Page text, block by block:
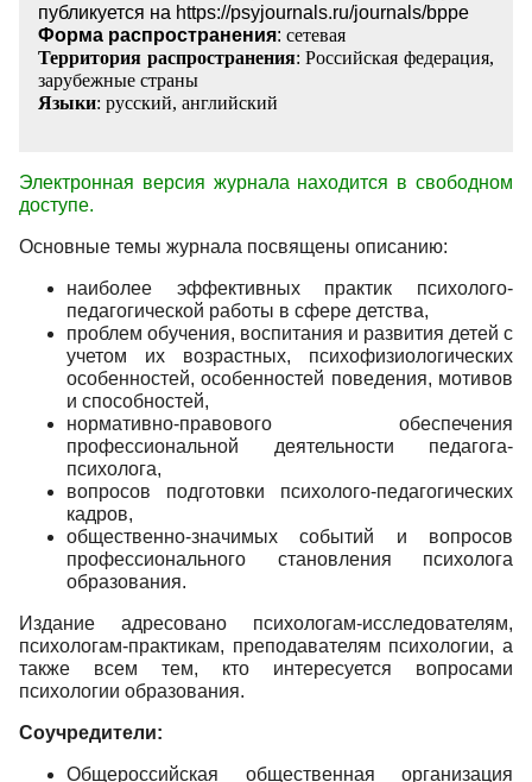
публикуется на https://psyjournals.ru/journals/bppe
Форма распространения: сетевая
Территория распространения: Российская федерация,
зарубежные страны
Языки: русский, английский
Электронная версия журнала находится в свободном
доступе.
Основные темы журнала посвящены описанию:
наиболее эффективных практик психолого-
педагогической работы в сфере детства,
проблем обучения, воспитания и развития детей с
учетом их возрастных, психофизиологических
особенностей, особенностей поведения, мотивов
и способностей,
нормативно-правового обеспечения
профессиональной деятельности педагога-
психолога,
вопросов подготовки психолого-педагогических
кадров,
общественно-значимых событий и вопросов
профессионального становления психолога
образования.
Издание адресовано психологам-исследователям,
психологам-практикам, преподавателям психологии, а
также всем тем, кто интересуется вопросами
психологии образования.
Соучредители:
Общероссийская общественная организация